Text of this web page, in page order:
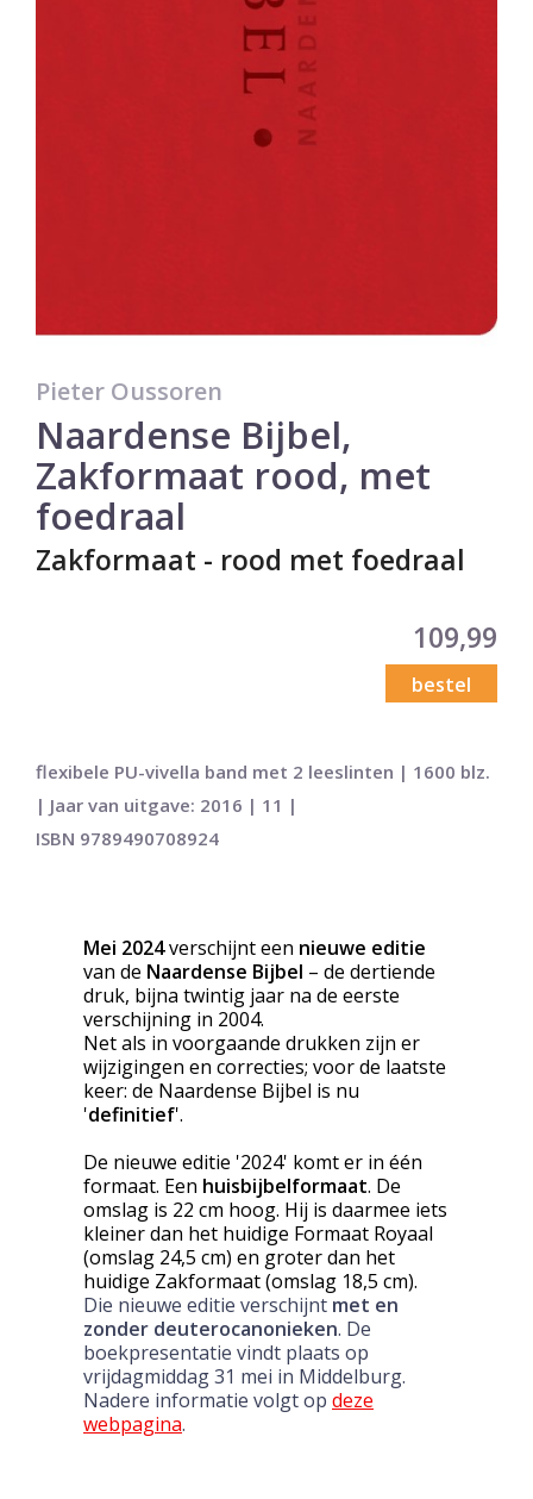
Pieter Oussoren
Naardense Bijbel,
Zakformaat rood, met
foedraal
Zakformaat - rood met foedraal
109,99
bestel
flexibele PU-vivella band met 2 leeslinten | 1600 blz.
| Jaar van uitgave: 2016 | 11 |
ISBN 9789490708924
Mei 2024verschijnt een nieuwe editie
van de Naardense Bijbel – de dertiende
druk, bijna twintig jaar na de eerste
verschijning in 2004.
Net als in voorgaande drukken zijn er
wijzigingen en correcties; voor de laatste
keer: de Naardense Bijbel is nu
'definitief'.
De nieuwe editie '2024' komt er in één
formaat. Een huisbijbelformaat. De
omslag is 22 cm hoog. Hij is daarmee iets
kleiner dan het huidige Formaat Royaal
(omslag 24,5 cm) en groter dan het
huidige Zakformaat (omslag 18,5 cm).
Die nieuwe editie verschijnt met en
zonder deuterocanonieken. De
boekpresentatie vindt plaats op
vrijdagmiddag 31 mei in Middelburg.
Nadere informatie volgt op deze
webpagina.